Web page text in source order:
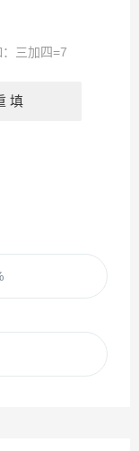
三加四=7